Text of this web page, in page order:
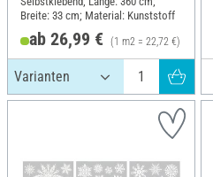
Breite: 33 cm; Material: Kunststoff
ab 26,99 € (1 m2 = 22,72 €)